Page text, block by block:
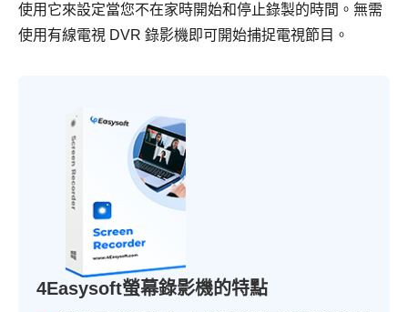
使用它來設定當您不在家時開始和停止錄製的時間。無需
使用有線電視 DVR 錄影機即可開始捕捉電視節目。
4Easysoft螢幕錄影機的特點